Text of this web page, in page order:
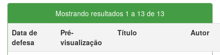
Mostrando resultados 1 a 13 de 13
Data de
defesa
Pré-
visualização
Título Autor